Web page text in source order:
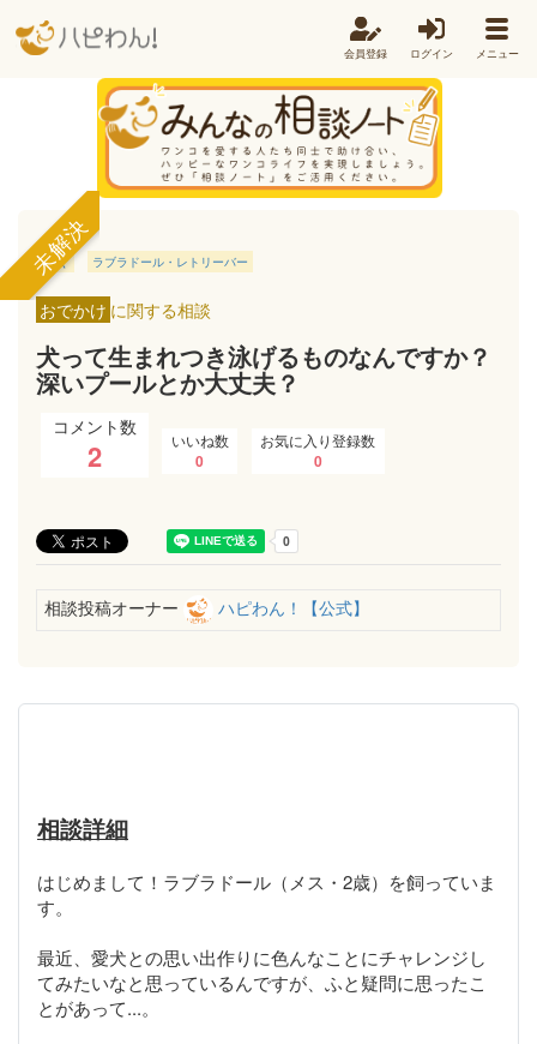
会員登録 ログイン メニュー
未解決
泳ぐ ラブラドール・レトリーバー
おでかけ に関する相談
犬って生まれつき泳げるものなんですか？
深いプールとか大丈夫？
コメント数
2 いいね数
0
お気に入り登録数
0
相談投稿オーナー ハピわん！【公式】
相談詳細
はじめまして！ラブラドール（メス・2歳）を飼っていま
す。
最近、愛犬との思い出作りに色んなことにチャレンジし
てみたいなと思っているんですが、ふと疑問に思ったこ
とがあって...。